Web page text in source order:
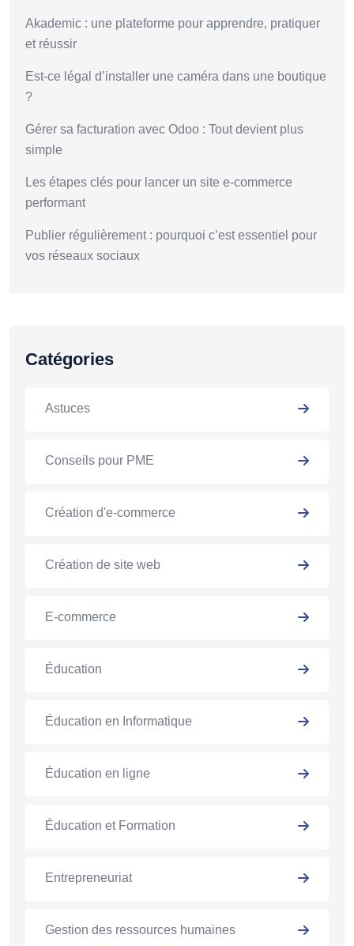
Akademic : une plateforme pour apprendre, pratiquer
et réussir
Est-ce légal d’installer une caméra dans une boutique
?
Gérer sa facturation avec Odoo : Tout devient plus
simple
Les étapes clés pour lancer un site e-commerce
performant
Publier régulièrement : pourquoi c’est essentiel pour
vos réseaux sociaux
Catégories
Astuces
Conseils pour PME
Création d'e-commerce
Création de site web
E-commerce
Éducation
Éducation en Informatique
Éducation en ligne
Éducation et Formation
Entrepreneuriat
Gestion des ressources humaines